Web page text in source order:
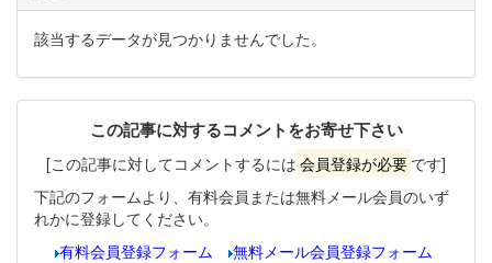
該当するデータが見つかりませんでした。
この記事に対するコメントをお寄せ下さい
[この記事に対してコメントするには 会員登録が必要 です]
下記のフォームより、有料会員または無料メール会員のいず
れかに登録してください。
有料会員登録フォーム
無料メール会員登録フォーム